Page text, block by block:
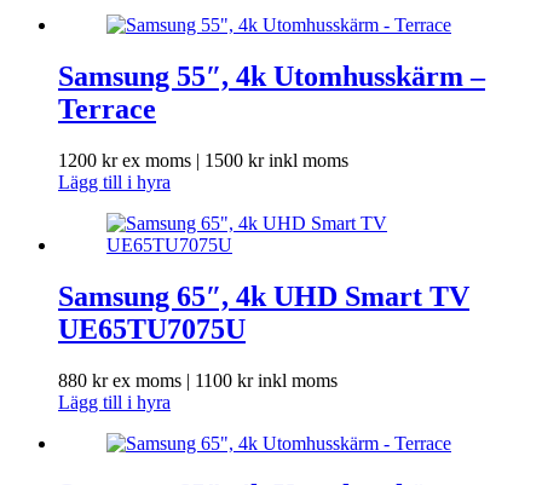
Samsung 55″, 4k Utomhusskärm –
Terrace
1200 krex moms | 1500 krinkl moms
Lägg till i hyra
Samsung 65″, 4k UHD Smart TV
UE65TU7075U
880 krex moms | 1100 krinkl moms
Lägg till i hyra